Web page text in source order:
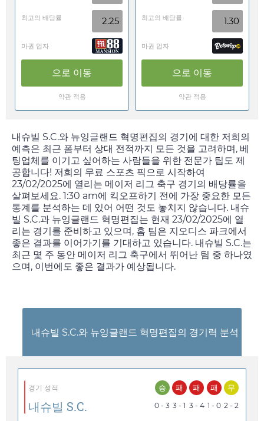
최고의 배당률 2.25
마권 업자
으로 이동
약관 적용
최고의 배당률 1.30
마권 업자
으로 이동
약관 적용
내슈빌 S.C.와 뉴잉글랜드 혁명편집의 경기에 대한 저희의
예측은 최근 폼부터 상대 전적까지 모든 것을 고려하며, 베
팅업체를 이기고 싶어하는 사람들을 위한 전문가 팁도 제
공합니다! 저희의 무료 스포츠 픽으로 시작하여
23/02/2025에 열리는 메이저 리그 축구 경기의 배당률을
살펴보세요. 1:30 am에 킥오프하기 전에 가장 중요한 모든
통계를 분석하는 데 있어 어떤 것도 놓치지 않습니다. 내슈
빌 S.C.과 뉴잉글랜드 혁명편집는 현재 23/02/2025에 열
리는 경기를 준비하고 있으며, 홈 팀은 지오디스 파크에서
좋은 결과를 이어가기를 기대하고 있습니다. 내슈빌 S.C.는
최근 몇 주 동안 메이저 리그 축구에서 뛰어난 팀 중 하나였
으며, 이번에도 좋은 결과가 예상됩니다.
내슈빌 S.C.와 뉴잉글랜드 혁명편집의 경기력 분석
경기 성적
내슈빌 S.C.
승
0 - 3
패
3 - 1
패
3 - 4
패
1 - 0
무
2 - 2